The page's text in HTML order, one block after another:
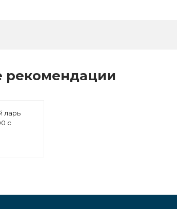
рекомендации
ларь
с